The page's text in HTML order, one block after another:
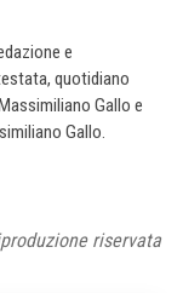
e
quotidiano
Gallo e
Gallo.
riservata